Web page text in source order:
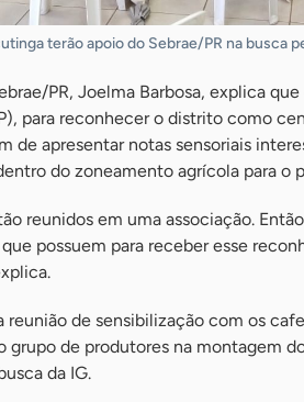
terão apoio do Sebrae/PR na busca
PR, Joelma Barbosa, explica
para reconhecer o distrito como
de apresentar notas sensoriais
do zoneamento agrícola para o
reunidos em uma associação.
possuem para receber esse
reunião de sensibilização com os
grupo de produtores na montagem
da IG.